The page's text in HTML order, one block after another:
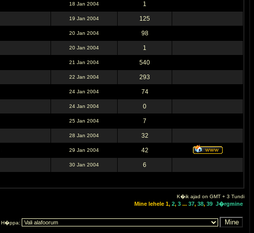
18 Jan 2004 1
19 Jan 2004 125
20 Jan 2004 98
20 Jan 2004 1
21 Jan 2004 540
22 Jan 2004 293
24 Jan 2004 74
24 Jan 2004 0
25 Jan 2004 7
28 Jan 2004 32
29 Jan 2004 42
30 Jan 2004 6
K�ik ajad on GMT + 3 Tundi
Mine lehele 1, 2, 3 ... 37, 38, 39 J�rgmine
H�ppa: